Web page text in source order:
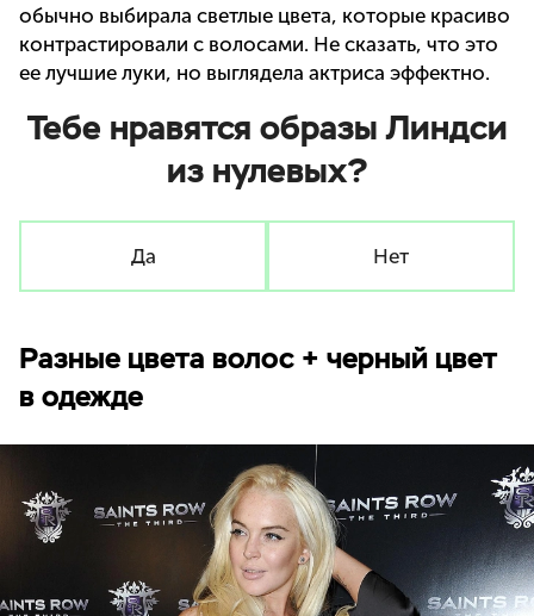
обычно выбирала светлые цвета, которые красиво
контрастировали с волосами. Не сказать, что это
ее лучшие луки, но выглядела актриса эффектно.
Тебе нравятся образы Линдси
из нулевых?
Да Нет
Разные цвета волос + черный цвет
в одежде